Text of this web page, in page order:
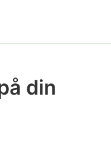
din